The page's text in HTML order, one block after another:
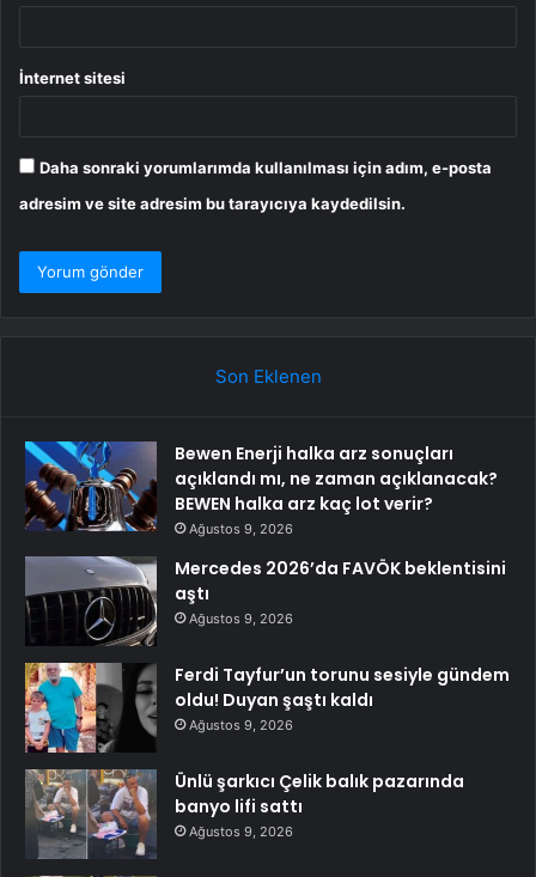
İnternet sitesi
Daha sonraki yorumlarımda kullanılması için adım, e-posta
adresim ve site adresim bu tarayıcıya kaydedilsin.
Son Eklenen
Bewen Enerji halka arz sonuçları
açıklandı mı, ne zaman açıklanacak?
BEWEN halka arz kaç lot verir?
Ağustos 9, 2026
Mercedes 2026’da FAVÖK beklentisini
aştı
Ağustos 9, 2026
Ferdi Tayfur’un torunu sesiyle gündem
oldu! Duyan şaştı kaldı
Ağustos 9, 2026
Ünlü şarkıcı Çelik balık pazarında
banyo lifi sattı
Ağustos 9, 2026